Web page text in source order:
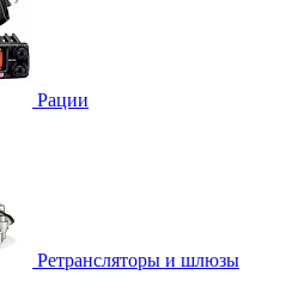
Рации
Ретрансляторы и шлюзы